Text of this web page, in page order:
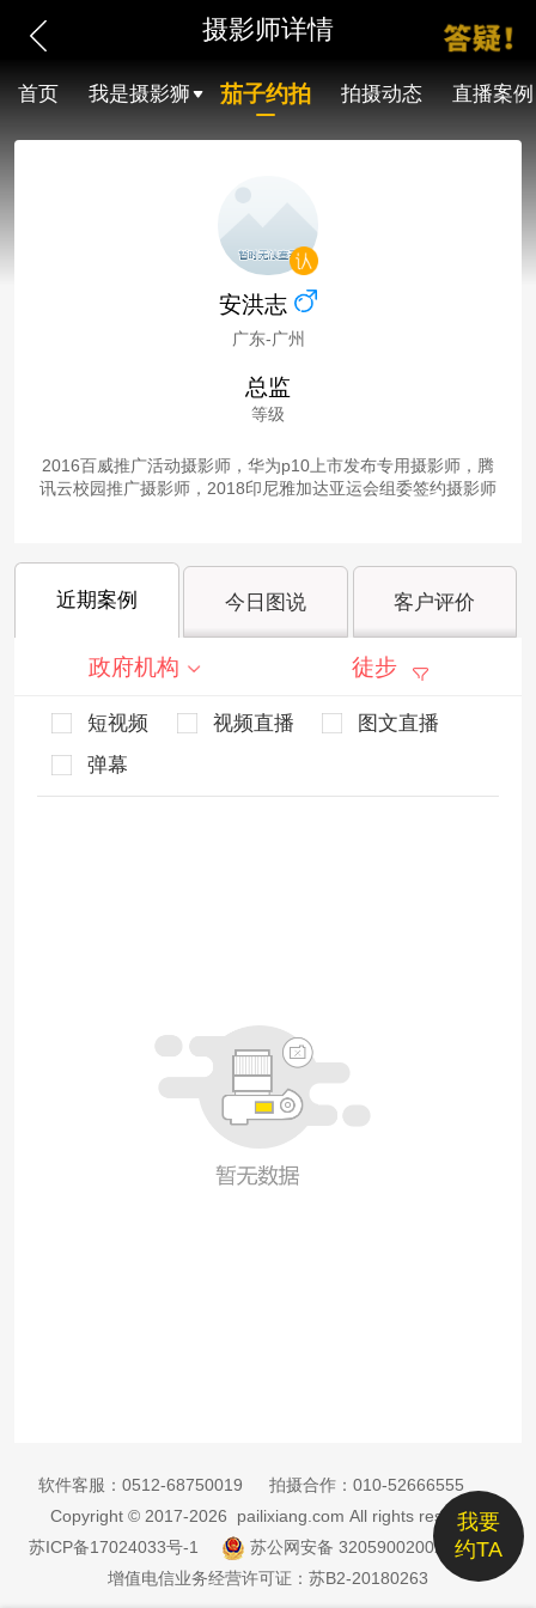
摄影师详情
首页 我是摄影狮 茄子约拍 拍摄动态 直播案例
安洪志
广东-广州
总监
等级
2016百威推广活动摄影师，华为p10上市发布专用摄影师，腾
讯云校园推广摄影师，2018印尼雅加达亚运会组委签约摄影师
近期案例 今日图说 客户评价
政府机构 徒步
短视频 视频直播
图文直播
弹幕
我要
约TA
软件客服： 0512-68750019 拍摄合作： 010-52666555
Copyright © 2017-2026 pailixiang.com All rights reserved
苏ICP备17024033号-1
苏公网安备 32059002002885号
增值电信业务经营许可证：苏B2-20180263